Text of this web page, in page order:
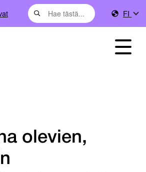
FI
olevien,